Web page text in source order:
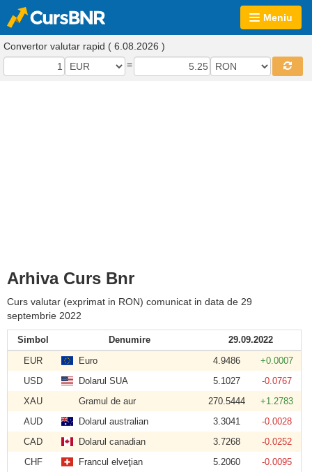
Meniu
Convertor valutar rapid ( 6.08.2026 )
=
Arhiva Curs Bnr
Curs valutar (exprimat in RON) comunicat in data de 29
septembrie 2022
Simbol Denumire
29.09.2022
EUR
Euro 4.9486
+0.0007
USD
Dolarul SUA 5.1027
-0.0767
XAU
Gramul de aur 270.5444
+1.2783
AUD
Dolarul australian 3.3041
-0.0028
CAD
Dolarul canadian 3.7268
-0.0252
CHF
Francul elveţian 5.2060
-0.0095